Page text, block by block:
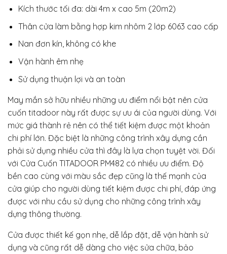
Kích thước tối đa: dài 4m x cao 5m (20m2)
Thân cửa làm bằng hợp kim nhôm 2 lớp 6063 cao cấp
Nan đơn kín, không có khe
Vận hành êm nhẹ
Sử dụng thuận lợi và an toàn
May mắn sở hữu nhiều những ưu điểm nổi bật nên cửa
cuốn titadoor này rất được sự ưu ái của người dùng. Với
mức giá thành rẻ nên có thể tiết kiệm được một khoản
chi phí lớn. Đặc biệt là những công trình xây dựng cần
phải sử dụng nhiều cửa thì đây là lựa chọn tuyệt vời. Đối
với Cửa Cuốn TITADOOR PM482 có nhiều ưu điểm. Độ
bền cao cùng với màu sắc đẹp cũng là thế mạnh của
cửa giúp cho người dùng tiết kiệm được chi phí, đáp ứng
được với nhu cầu sử dụng cho những công trình xây
dựng thông thường.
Cửa được thiết kế gọn nhẹ, dễ lắp đặt, dễ vận hành sử
dụng và cũng rất dễ dàng cho việc sửa chữa, bảo